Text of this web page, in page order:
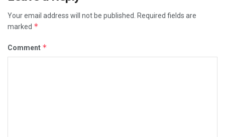
Your email address will not be published.
Required fields are
marked *
Comment *